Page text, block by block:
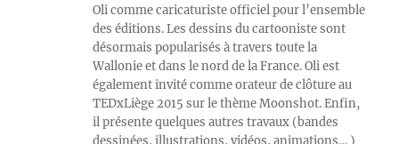
Oli comme caricaturiste officiel pour l’ensemble
des éditions. Les dessins du cartooniste sont
désormais popularisés à travers toute la
Wallonie et dans le nord de la France. Oli est
également invité comme orateur de clôture au
TEDxLiège 2015 sur le thème Moonshot. Enfin,
il présente quelques autres travaux (bandes
dessinées, illustrations, vidéos, animations… )